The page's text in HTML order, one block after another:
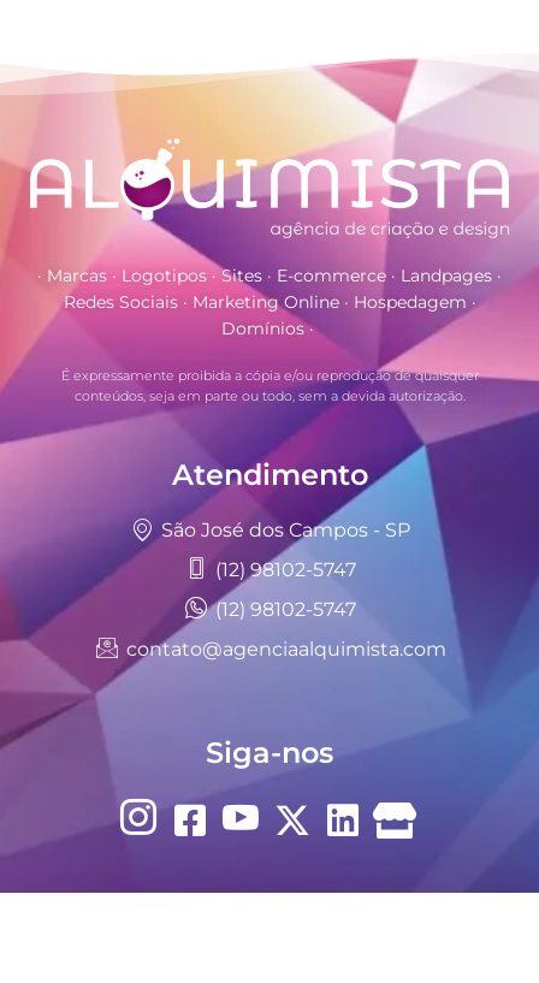
· Marcas · Logotipos · Sites · E-commerce · Landpages ·
Redes Sociais · Marketing Online · Hospedagem ·
Domínios ·
É expressamente proibida a cópia e/ou reprodução de quaisquer
conteúdos, seja em parte ou todo, sem a devida autorização.
Atendimento
São José dos Campos - SP
(12) 98102-5747
(12) 98102-5747
contato@agenciaalquimista.com
Siga-nos